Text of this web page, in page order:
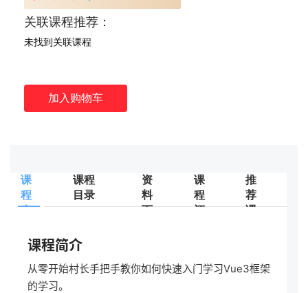
关联课程推荐：
未找到关联课程
加入购物车
课
程
介
课程
目录
资
料
下
课
程
评
推
荐
课
课程简介
从零开始村长手把手教你如何快速入门学习Vue3框架
的学习。